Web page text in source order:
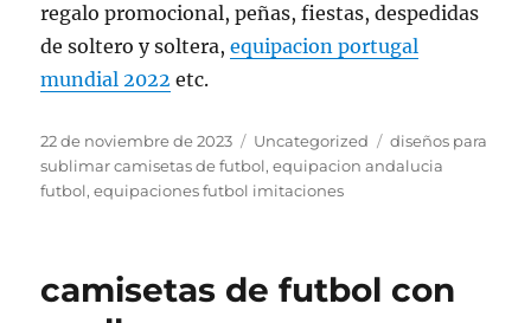
regalo promocional, peñas, fiestas, despedidas
de soltero y soltera,equipacion portugal
mundial 2022 etc.
Publicado
el
22 de noviembre de 2023 Categorías
Uncategorized Etiquetas
diseños para
sublimar camisetas de futbol,equipacion andalucia
futbol,equipaciones futbol imitaciones
camisetas de futbol con